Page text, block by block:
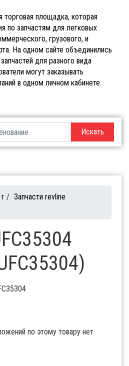
площадка, которая
по запчастям для легковых
грузового, и
На одном сайте объединились
для разного вида
могут заказывать
в одном личном кабинете.
Искать
r / Запчасти revline
по этому товару нет